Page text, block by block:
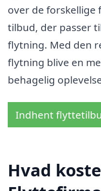
over de
tilbud, der passer
flytning. Med den
flytning blive en
behagelig
Indhent
Hvad